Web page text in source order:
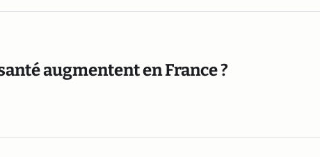
augmentent en France ?